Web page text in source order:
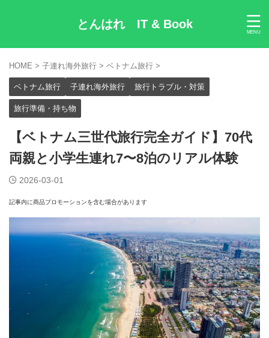
とんはれ IT & Book
HOME > 子連れ海外旅行 > ベトナム旅行 >
ベトナム旅行 子連れ海外旅行 旅行トラブル・対策
旅行準備・持ち物
【ベトナム三世代旅行完全ガイド】70代
両親と小学生連れ7〜8泊のリアル体験
2026-03-01
記事内に商品プロモーションを含む場合があります